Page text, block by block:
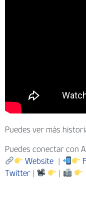
Puedes ver más
Puedes conectar con
Website |
Twitter | |